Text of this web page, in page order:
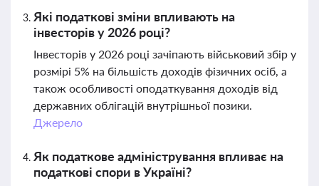
Які податкові зміни впливають на
інвесторів у 2026 році?
Інвесторів у 2026 році зачіпають військовий збір у
розмірі 5% на більшість доходів фізичних осіб, а
також особливості оподаткування доходів від
державних облігацій внутрішньої позики.
Джерело
Як податкове адміністрування впливає на
податкові спори в Україні?